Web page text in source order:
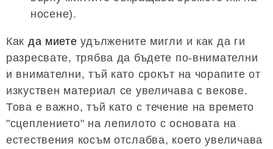
носене).
Как да миете удължените мигли и как да ги
разресвате, трябва да бъдете по-внимателни
и внимателни, тъй като срокът на чорапите от
изкуствен материал се увеличава с векове.
Това е важно, тъй като с течение на времето
"сцеплението" на лепилото с основата на
естествения косъм отслабва, което увеличава